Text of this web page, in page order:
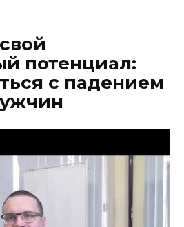
потенциал:
с падением